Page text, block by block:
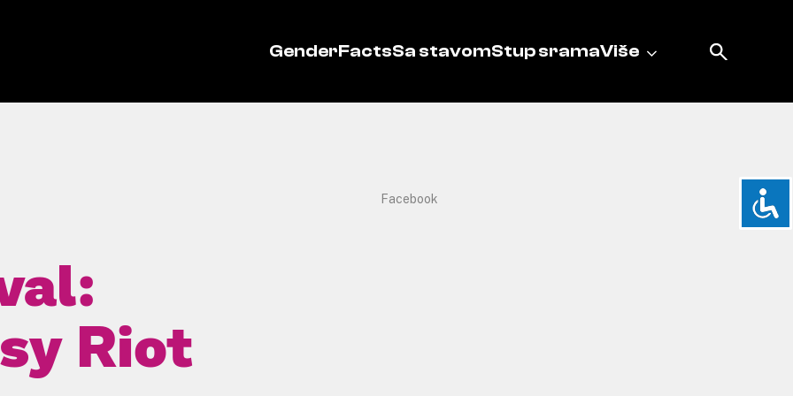
GenderFactsSa stavomStup sramaViše
Riot
Facebook